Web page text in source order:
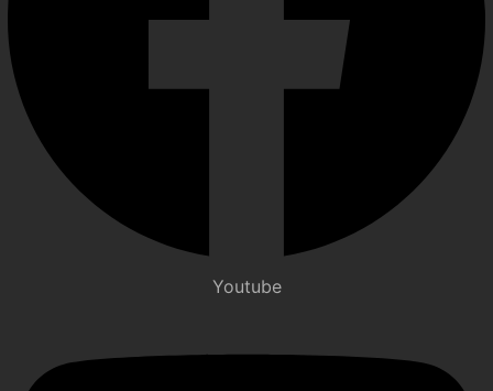
Youtube